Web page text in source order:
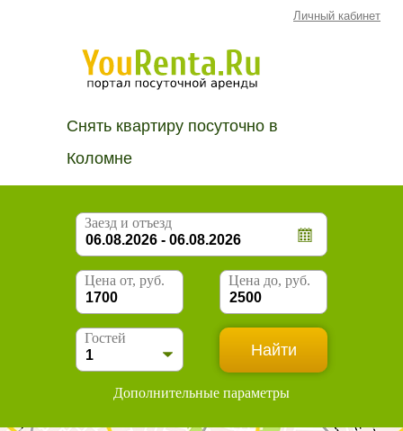
Личный кабинет
Снять квартиру посуточно в
Коломне
Заезд и отъезд
Цена от, руб. Цена до, руб.
Гостей
Дополнительные параметры